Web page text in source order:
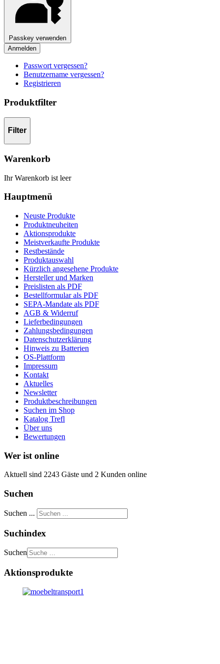
Passkey verwenden
Anmelden
Passwort vergessen?
Benutzername vergessen?
Registrieren
Produktfilter
Filter
Warenkorb
Ihr Warenkorb ist leer
Hauptmenü
Neuste Produkte
Produktneuheiten
Aktionsprodukte
Meistverkaufte Produkte
Restbestände
Produktauswahl
Kürzlich angesehene Produkte
Hersteller und Marken
Preislisten als PDF
Bestellformular als PDF
SEPA-Mandate als PDF
AGB & Widerruf
Lieferbedingungen
Zahlungsbedingungen
Datenschutzerklärung
Hinweis zu Batterien
OS-Plattform
Impressum
Kontakt
Aktuelles
Newsletter
Produktbeschreibungen
Suchen im Shop
Katalog Trefl
Über uns
Bewertungen
Wer ist online
Aktuell sind 2243 Gäste und 2 Kunden online
Suchen
Suchen ...
Suchindex
Suchen
Aktionsprodukte